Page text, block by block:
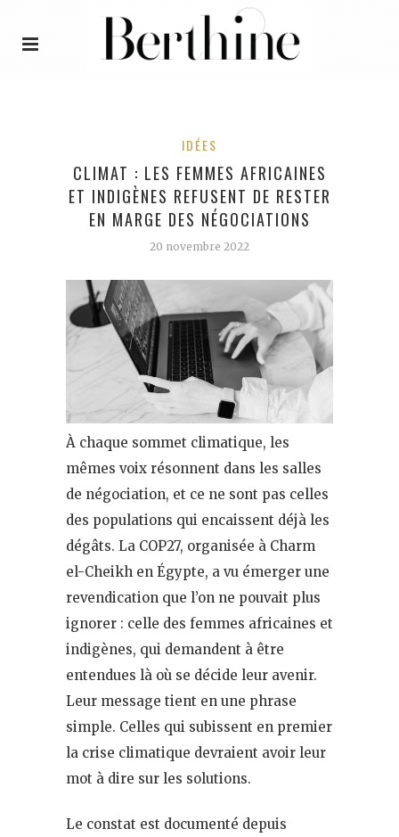
IDÉES
CLIMAT : LES FEMMES AFRICAINES
ET INDIGÈNES REFUSENT DE RESTER
EN MARGE DES NÉGOCIATIONS
20 novembre 2022
À chaque sommet climatique, les
mêmes voix résonnent dans les salles
de négociation, et ce ne sont pas celles
des populations qui encaissent déjà les
dégâts. La COP27, organisée à Charm
el-Cheikh en Égypte, a vu émerger une
revendication que l’on ne pouvait plus
ignorer : celle des femmes africaines et
indigènes, qui demandent à être
entendues là où se décide leur avenir.
Leur message tient en une phrase
simple. Celles qui subissent en premier
la crise climatique devraient avoir leur
mot à dire sur les solutions.
Le constat est documenté depuis